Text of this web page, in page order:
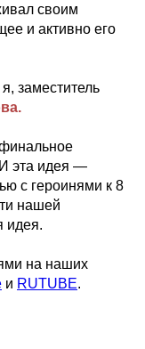
своим
и активно его
заместитель
И эта идея —
с героинями к 8
нашей
идея.
на наших
и RUTUBE.